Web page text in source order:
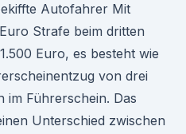
Autofahrer Mit
Strafe beim dritten
Euro, es besteht wie
von drei
im Führerschein. Das
Unterschied zwischen